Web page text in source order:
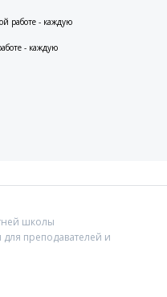
работе - каждую
- каждую
школы
преподавателей и